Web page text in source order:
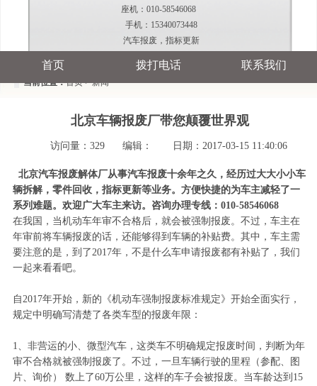
座机：010-58546068
手机：15340073448
汽车报废，指标更新
当前位置：首页>新闻
北京车辆报废厂带您颠覆世界观
访问量： 329 编辑： 日期：2017-03-15 11:40:06
北京汽车报废解体厂从事汽车报废十余年之久，经历过大大小小车
辆拆解，零件回收，指标更新等业务。方便快捷的为车主减轻了一
系列难题。欢迎广大车主来访。咨询办理专线：010-58546068
在我国，当机动车年审不合格后，就会被强制报废。不过，车主在
年审前将车辆报废的话，还能够得到车辆的补贴费。其中，车主需
要注意的是，到了2017年，不是什么车申请报废都有补贴了，我们
一起来看看吧。
自2017年开始，新的《机动车强制报废标准规定》开始全面实行，
规定中明确写清楚了各类车型的报废年限：
1、非营运的小、微型汽车，这类车不明确规定报废时间，判断为年
审不合格就被强制报废了。不过，一旦车辆行驶的里程（参配、图
片、询价） 数上了60万公里，这样的车子会被报废。当车龄达到15
首页 拨打电话 联系我们